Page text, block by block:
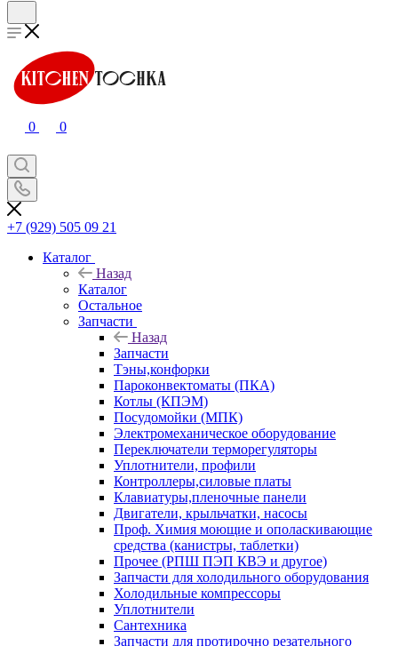
0 0
+7 (929) 505 09 21
Каталог
Назад
Каталог
Остальное
Запчасти
Назад
Запчасти
Тэны,конфорки
Пароконвектоматы (ПКА)
Котлы (КПЭМ)
Посудомойки (МПК)
Электромеханическое оборудование
Переключатели терморегуляторы
Уплотнители, профили
Контроллеры,силовые платы
Клавиатуры,пленочные панели
Двигатели, крыльчатки, насосы
Проф. Химия моющие и ополаскивающие
средства (канистры, таблетки)
Прочее (РПШ ПЭП КВЭ и другое)
Запчасти для холодильного оборудования
Холодильные компрессоры
Уплотнители
Сантехника
Запчасти для протирочно резательного